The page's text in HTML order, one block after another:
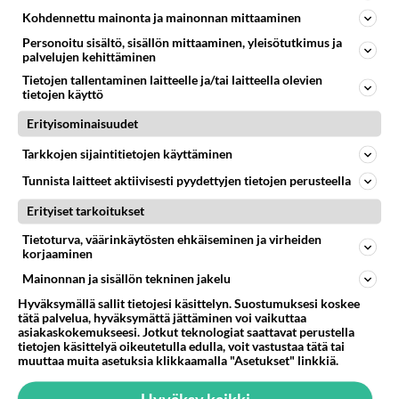
Kommentoi aloitusta...
Ketjusta on poistettu
LUETUIMMAT KESKUSTELUT
PÄIVÄ VIIKKO KUUKAUSI
Martinan bisneksillä ei mene hyvin
Kotimaiset julkkisjuorut
314
1440
Tiesitkö? Martina Aitolehden isäpuoli on tämä suosittu laulaja
Martina Aitolehti on seurattu julkisuuden henkilö. Lähipiiriin mahtuu muitakin tunnettuja henkilöitä. Tiesitkö, että Ma
05.08.2026 07:23
Kotimaiset julkkisjuorut
Kohdennettu mainonta ja mainonnan mittaaminen
Personoitu sisältö, sisällön mittaaminen, yleisötutkimus ja
palvelujen kehittäminen
Tietojen tallentaminen laitteelle ja/tai laitteella olevien
tietojen käyttö
Erityisominaisuudet
Tarkkojen sijaintitietojen käyttäminen
Tunnista laitteet aktiivisesti pyydettyjen tietojen perusteella
Erityiset tarkoitukset
Tietoturva, väärinkäytösten ehkäiseminen ja virheiden
korjaaminen
Mainonnan ja sisällön tekninen jakelu
Hyväksymällä sallit tietojesi käsittelyn. Suostumuksesi koskee
tätä palvelua, hyväksymättä jättäminen voi vaikuttaa
asiakaskokemukseesi. Jotkut teknologiat saattavat perustella
tietojen käsittelyä oikeutetulla edulla, voit vastustaa tätä tai
muuttaa muita asetuksia klikkaamalla "Asetukset" linkkiä.